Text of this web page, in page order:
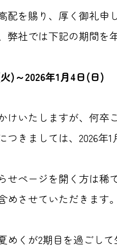
配を賜り、厚く御礼申
弊社では下記の期間を
)～2026年1月4日(日)
けいたしますが、何卒
きましては、2026年1
せページを開く方は稀
めさせていただきます。
めくが2期目を過ごし